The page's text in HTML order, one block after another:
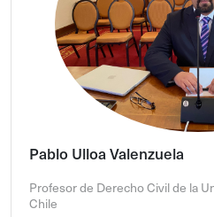
Pablo Ulloa Valenzuela
Profesor de Derecho Civil de la
Chile